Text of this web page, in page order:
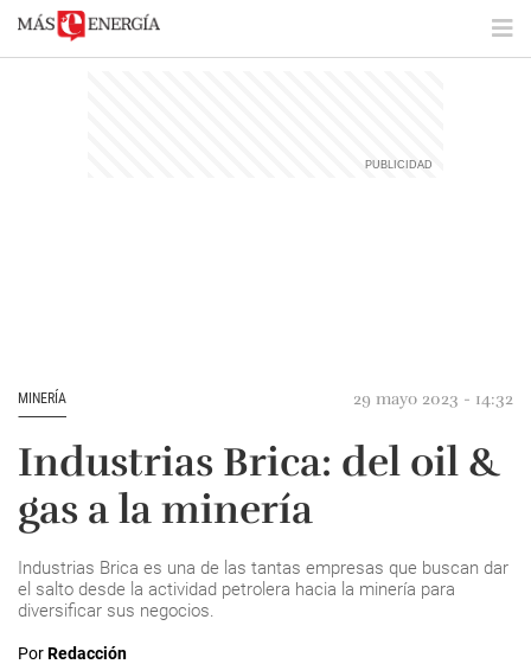
MINERÍA 29 mayo 2023 - 14:32
Industrias Brica: del oil &
gas a la minería
Industrias Brica es una de las tantas empresas que buscan dar
el salto desde la actividad petrolera hacia la minería para
diversificar sus negocios.
PorRedacción